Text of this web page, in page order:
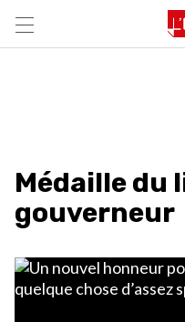
Médaille
gouverneur